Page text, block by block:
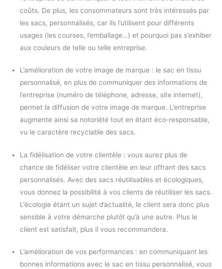
coûts. De plus, les consommateurs sont très intéressés par
les sacs, personnalisés, car ils l’utilisent pour différents
usages (les courses, l’emballage…) et pourquoi pas s’exhiber
aux couleurs de telle ou telle entreprise.
L’amélioration de votre image de marque : le sac en tissu
personnalisé, en plus de communiquer des informations de
l’entreprise (numéro de téléphone, adresse, site internet),
permet la diffusion de votre image de marque. L’entreprise
augmente ainsi sa notoriété tout en étant éco-responsable,
vu le caractère recyclable des sacs.
La fidélisation de votre clientèle : vous aurez plus de
chance de fidéliser votre clientèle en leur offrant des sacs
personnalisés. Avec des sacs réutilisables et écologiques,
vous donnez la possibilité à vos clients de réutiliser les sacs.
L’écologie étant un sujet d’actualité, le client sera donc plus
sensible à votre démarche plutôt qu’à une autre. Plus le
client est satisfait, plus il vous recommandera.
L’amélioration de vos performances : en communiquant les
bonnes informations avec le sac en tissu personnalisé, vous